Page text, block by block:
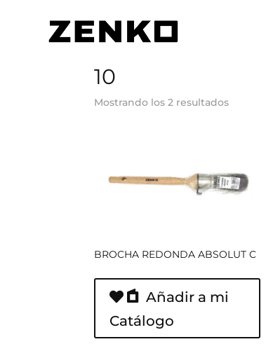
10
Mostrando los 2 resultados
BROCHA REDONDA ABSOLUT C
Añadir a mi
Catálogo